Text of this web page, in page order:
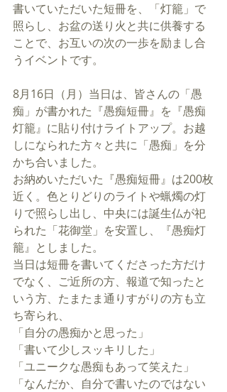
書いていただいた短冊を、「灯籠」で
照らし、お盆の送り火と共に供養する
ことで、お互いの次の一歩を励まし合
うイベントです。
8月16日（月）当日は、皆さんの「愚
痴」が書かれた『愚痴短冊』を『愚痴
灯籠』に貼り付けライトアップ。お越
しになられた方々と共に「愚痴」を分
かち合いました。
お納めいただいた『愚痴短冊』は200枚
近く。色とりどりのライトや蝋燭の灯
りで照らし出し、中央には誕生仏が祀
られた「花御堂」を安置し、『愚痴灯
籠』としました。
当日は短冊を書いてくださった方だけ
でなく、ご近所の方、報道で知ったと
いう方、たまたま通りすがりの方も立
ち寄られ、
「自分の愚痴かと思った」
「書いて少しスッキリした」
「ユニークな愚痴もあって笑えた」
「なんだか、自分で書いたのではない